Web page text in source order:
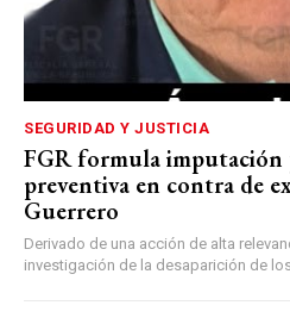
SEGURIDAD Y JUSTICIA
FGR formula
preventiva en contra de
Guerrero
Derivado de una acción de alta
investigación de la desaparición de los